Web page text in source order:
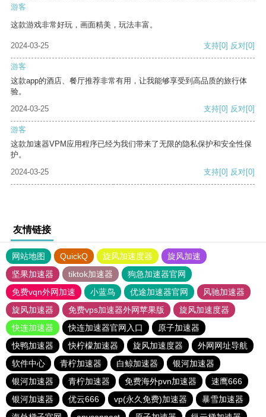
游客
这款游戏非常好玩，画面精美，玩法丰富。
2024-03-25 支持[0] 反对[0]
游客
这款app的酒店、餐厅推荐非常有用，让我能够享受到高品质的旅行体
验。
2024-03-25
支持[0] 反对[0]
游客
这款加速器VPM应用程序已经为我们带来了无限的隐私保护和安全性保
护。
2024-03-25
支持[0] 反对[0]
友情链接
网站地图 QuickQ 旋风加速度器
旋风加速
坚果加速器
tiktok加速器
狗急加速器官网
免费vqn外网加速
小蓝鸟 优途加速器官网
风驰加速器
旋风加速器
免费vps加速器外网苹果版
旋风加速度器
快连加速器
快连加速器官网入口
原子加速器
快鸭加速器
快柠檬加速器 旋风加速度器
外网网址导航
软件中心
青柠加速器 白鲸加速器
银河加速器
银河加速器
青柠加速器 免费海外pvn加速器
速鹰666
银河加速器
优云666 vp(永久免费)加速器
暴雪加速器